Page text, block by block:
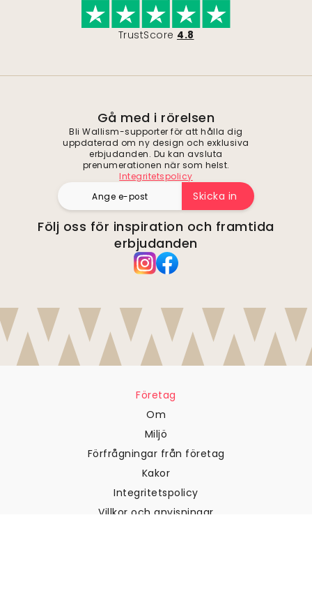
TrustScore 4.8
Gå med i rörelsen
Bli Wallism-supporter för att hålla dig
uppdaterad om ny design och exklusiva
erbjudanden. Du kan avsluta
prenumerationen när som helst.
Integritetspolicy
Skicka in
Följ oss för inspiration och framtida
erbjudanden
Företag
Om
Miljö
Förfrågningar från företag
Kakor
Integritetspolicy
Villkor och anvisningar